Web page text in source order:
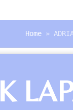
Home »